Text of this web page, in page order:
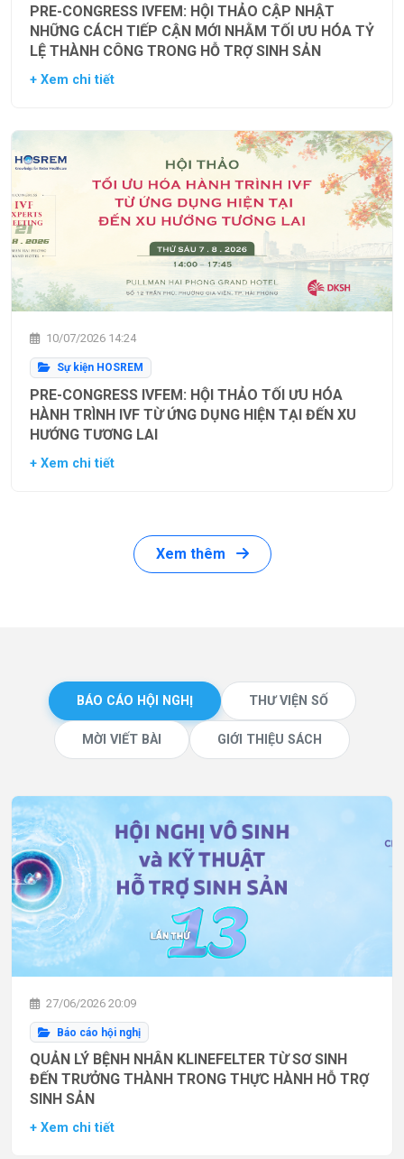
PRE-CONGRESS IVFEM: HỘI THẢO CẬP NHẬT
NHỮNG CÁCH TIẾP CẬN MỚI NHẰM TỐI ƯU HÓA TỶ
LỆ THÀNH CÔNG TRONG HỖ TRỢ SINH SẢN
+ Xem chi tiết
10/07/2026 14:24
Sự kiện HOSREM
PRE-CONGRESS IVFEM: HỘI THẢO TỐI ƯU HÓA
HÀNH TRÌNH IVF TỪ ỨNG DỤNG HIỆN TẠI ĐẾN XU
HƯỚNG TƯƠNG LAI
+ Xem chi tiết
Xem thêm
BÁO CÁO HỘI NGHỊ THƯ VIỆN SỐ
MỜI VIẾT BÀI GIỚI THIỆU SÁCH
27/06/2026 20:09
Báo cáo hội nghị
QUẢN LÝ BỆNH NHÂN KLINEFELTER TỪ SƠ SINH
ĐẾN TRƯỞNG THÀNH TRONG THỰC HÀNH HỖ TRỢ
SINH SẢN
+ Xem chi tiết